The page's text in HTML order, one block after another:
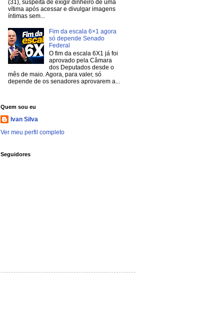
(31), suspeita de exigir dinheiro de uma
vítima após acessar e divulgar imagens
íntimas sem...
Fim da escala 6×1 agora
só depende Senado
Federal
O fim da escala 6X1 já foi
aprovado pela Câmara
dos Deputados desde o
mês de maio. Agora, para valer, só
depende de os senadores aprovarem a...
Quem sou eu
Ivan Silva
Ver meu perfil completo
Seguidores